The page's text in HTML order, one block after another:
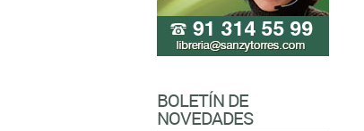
BOLETÍN DE
NOVEDADES